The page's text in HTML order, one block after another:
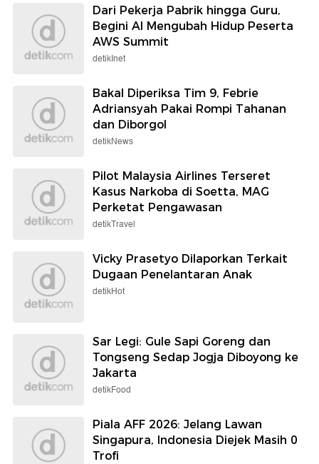
Dari Pekerja Pabrik hingga Guru,
Begini AI Mengubah Hidup Peserta
AWS Summit
detikInet
Bakal Diperiksa Tim 9, Febrie
Adriansyah Pakai Rompi Tahanan
dan Diborgol
detikNews
Pilot Malaysia Airlines Terseret
Kasus Narkoba di Soetta, MAG
Perketat Pengawasan
detikTravel
Vicky Prasetyo Dilaporkan Terkait
Dugaan Penelantaran Anak
detikHot
Sar Legi: Gule Sapi Goreng dan
Tongseng Sedap Jogja Diboyong ke
Jakarta
detikFood
Piala AFF 2026: Jelang Lawan
Singapura, Indonesia Diejek Masih 0
Trofi